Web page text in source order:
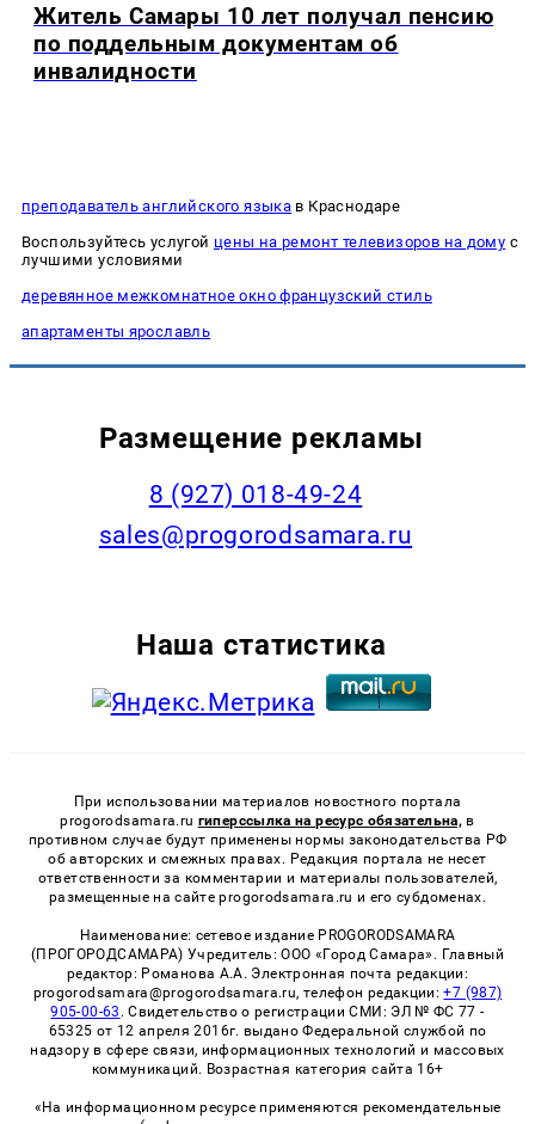
Житель Самары 10 лет получал пенсию
по поддельным документам об
инвалидности
преподаватель английского языка в Краснодаре
Воспользуйтесь услугой цены на ремонт телевизоров на дому с
лучшими условиями
деревянное межкомнатное окно французский стиль
апартаменты ярославль
Размещение рекламы
8 (927) 018-49-24
sales@progorodsamara.ru
Наша статистика
При использовании материалов новостного портала
progorodsamara.ru гиперссылка на ресурс обязательна, в
противном случае будут применены нормы законодательства РФ
об авторских и смежных правах. Редакция портала не несет
ответственности за комментарии и материалы пользователей,
размещенные на сайте progorodsamara.ru и его субдоменах.
Наименование: сетевое издание PROGORODSAMARA
(ПРОГОРОДСАМАРА) Учредитель: ООО «Город Самара». Главный
редактор: Романова А.А. Электронная почта редакции:
progorodsamara@progorodsamara.ru, телефон редакции:+7 (987)
905-00-63 . Свидетельство о регистрации СМИ: ЭЛ № ФС 77 -
65325 от 12 апреля 2016г. выдано Федеральной службой по
надзору в сфере связи, информационных технологий и массовых
коммуникаций. Возрастная категория сайта 16+
«На информационном ресурсе применяются рекомендательные